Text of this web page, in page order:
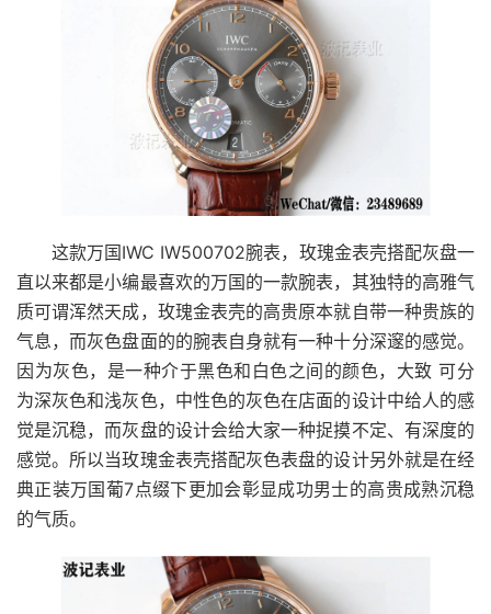
这款万国IWC IW500702腕表，玫瑰金表壳搭配灰盘一
直以来都是小编最喜欢的万国的一款腕表，其独特的高雅气
质可谓浑然天成，玫瑰金表壳的高贵原本就自带一种贵族的
气息，而灰色盘面的的腕表自身就有一种十分深邃的感觉。
因为灰色，是一种介于黑色和白色之间的颜色，大致 可分
为深灰色和浅灰色，中性色的灰色在店面的设计中给人的感
觉是沉稳，而灰盘的设计会给大家一种捉摸不定、有深度的
感觉。所以当玫瑰金表壳搭配灰色表盘的设计另外就是在经
典正装万国葡7点缀下更加会彰显成功男士的高贵成熟沉稳
的气质。